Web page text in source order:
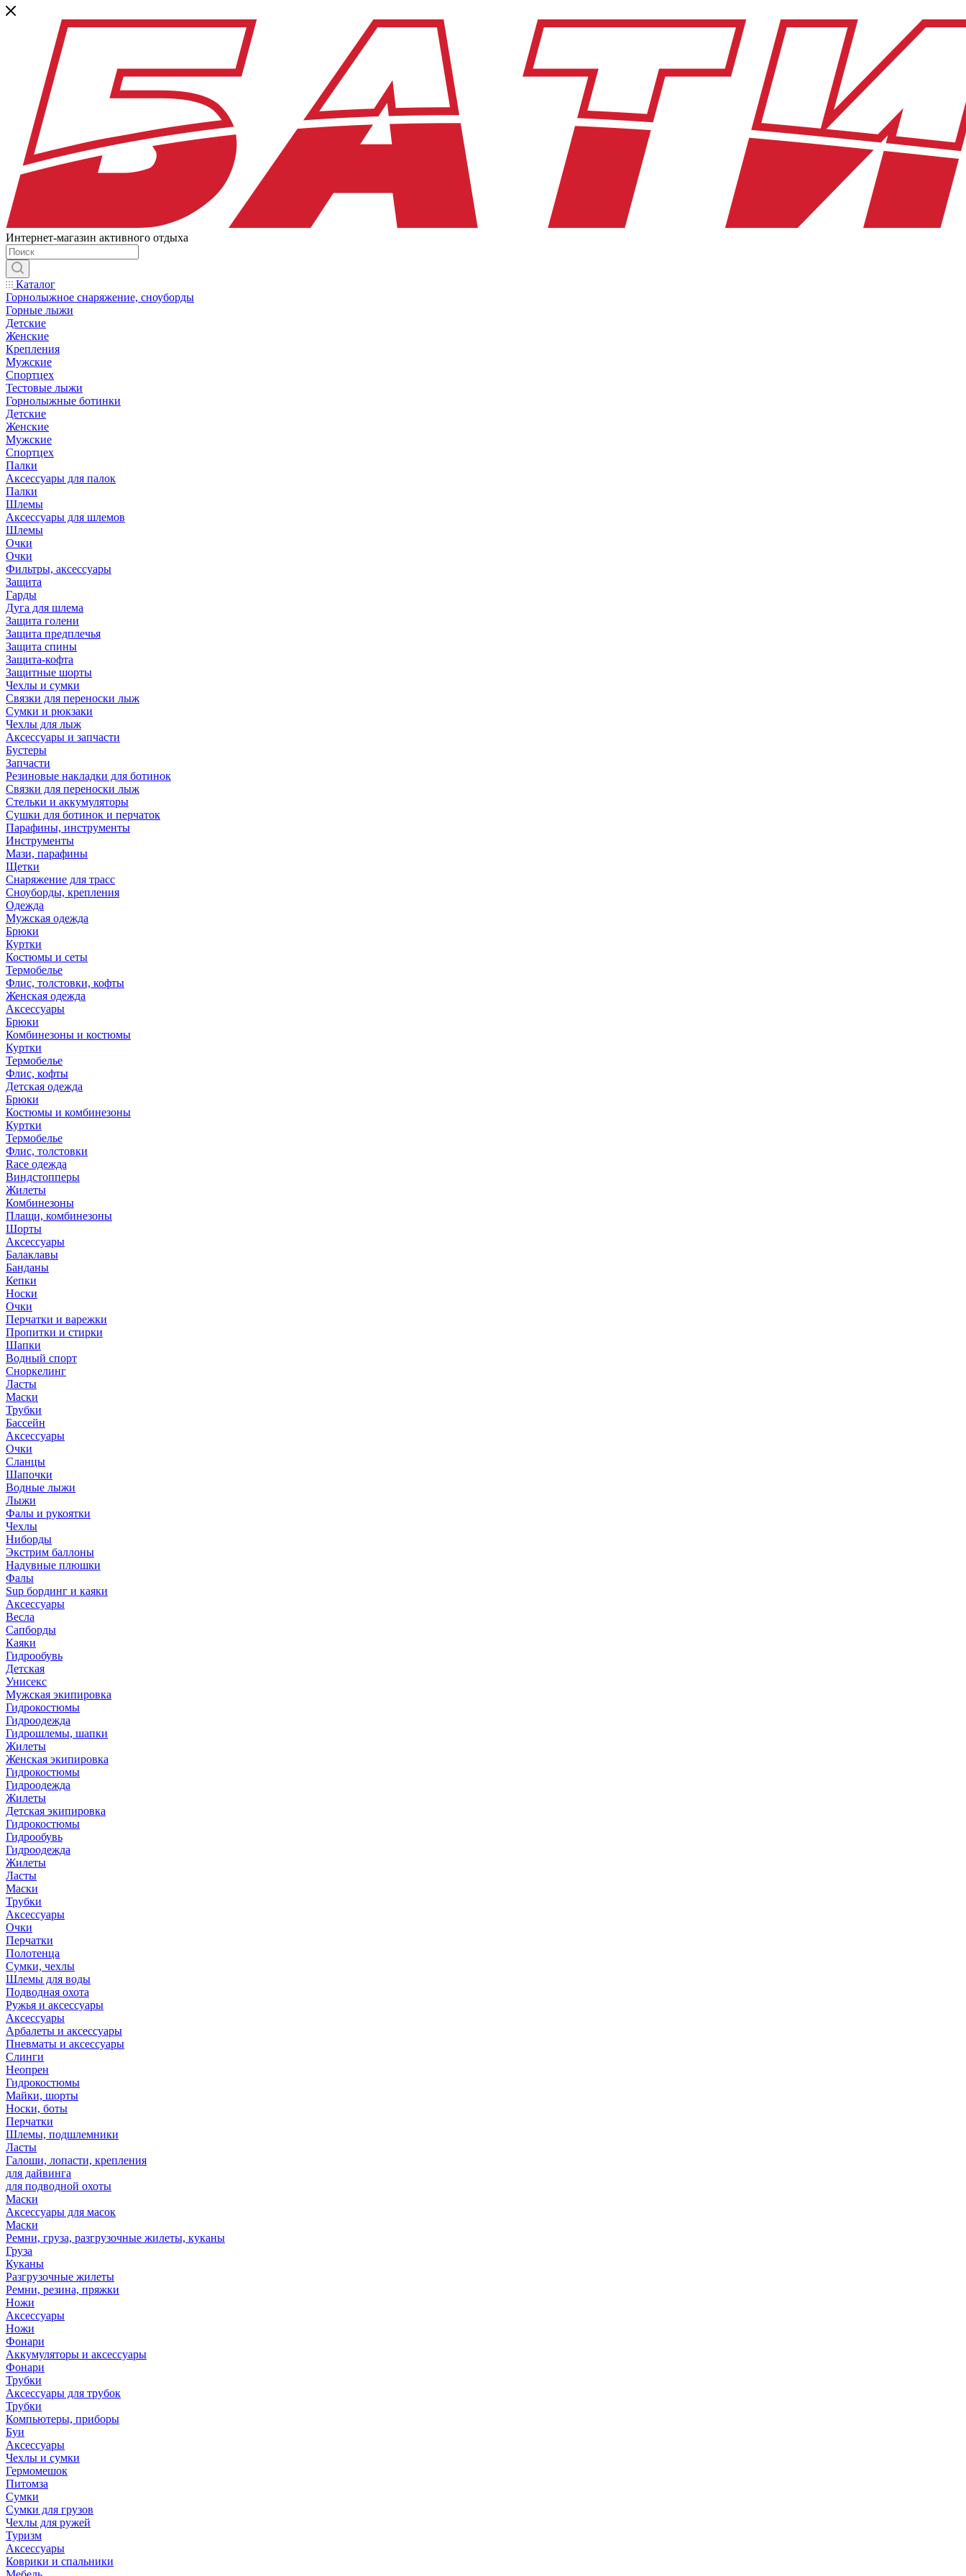
Интернет-магазин активного отдыха
Каталог
Горнолыжное снаряжение, сноуборды
Горные лыжи
Детские
Женские
Крепления
Мужские
Спортцех
Тестовые лыжи
Горнолыжные ботинки
Детские
Женские
Мужские
Спортцех
Палки
Аксессуары для палок
Палки
Шлемы
Аксессуары для шлемов
Шлемы
Очки
Очки
Фильтры, аксессуары
Защита
Гарды
Дуга для шлема
Защита голени
Защита предплечья
Защита спины
Защита-кофта
Защитные шорты
Чехлы и сумки
Связки для переноски лыж
Сумки и рюкзаки
Чехлы для лыж
Аксессуары и запчасти
Бустеры
Запчасти
Резиновые накладки для ботинок
Связки для переноски лыж
Стельки и аккумуляторы
Сушки для ботинок и перчаток
Парафины, инструменты
Инструменты
Мази, парафины
Щетки
Снаряжение для трасс
Сноуборды, крепления
Одежда
Мужская одежда
Брюки
Куртки
Костюмы и сеты
Термобелье
Флис, толстовки, кофты
Женская одежда
Аксессуары
Брюки
Комбинезоны и костюмы
Куртки
Термобелье
Флис, кофты
Детская одежда
Брюки
Костюмы и комбинезоны
Куртки
Термобелье
Флис, толстовки
Race одежда
Виндстопперы
Жилеты
Комбинезоны
Плащи, комбинезоны
Шорты
Аксессуары
Балаклавы
Банданы
Кепки
Носки
Очки
Перчатки и варежки
Пропитки и стирки
Шапки
Водный спорт
Сноркелинг
Ласты
Маски
Трубки
Бассейн
Аксессуары
Очки
Сланцы
Шапочки
Водные лыжи
Лыжи
Фалы и рукоятки
Чехлы
Ниборды
Экстрим баллоны
Надувные плюшки
Фалы
Sup бординг и каяки
Аксессуары
Весла
Сапборды
Каяки
Гидрообувь
Детская
Унисекс
Мужская экипировка
Гидрокостюмы
Гидроодежда
Гидрошлемы, шапки
Жилеты
Женская экипировка
Гидрокостюмы
Гидроодежда
Жилеты
Детская экипировка
Гидрокостюмы
Гидрообувь
Гидроодежда
Жилеты
Ласты
Маски
Трубки
Аксессуары
Очки
Перчатки
Полотенца
Сумки, чехлы
Шлемы для воды
Подводная охота
Ружья и аксессуары
Аксессуары
Арбалеты и аксессуары
Пневматы и аксессуары
Слинги
Неопрен
Гидрокостюмы
Майки, шорты
Носки, боты
Перчатки
Шлемы, подшлемники
Ласты
Галоши, лопасти, крепления
для дайвинга
для подводной охоты
Маски
Аксессуары для масок
Маски
Ремни, груза, разгрузочные жилеты, куканы
Груза
Куканы
Разгрузочные жилеты
Ремни, резина, пряжки
Ножи
Аксессуары
Ножи
Фонари
Аккумуляторы и аксессуары
Фонари
Трубки
Аксессуары для трубок
Трубки
Компьютеры, приборы
Буи
Аксессуары
Чехлы и сумки
Гермомешок
Питомза
Сумки
Сумки для грузов
Чехлы для ружей
Туризм
Аксессуары
Коврики и спальники